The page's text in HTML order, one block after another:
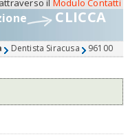
attraverso il Modulo Contatti
CLICCA
Dentista Siracusa 96100